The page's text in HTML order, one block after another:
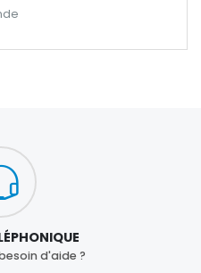
d'aide ?